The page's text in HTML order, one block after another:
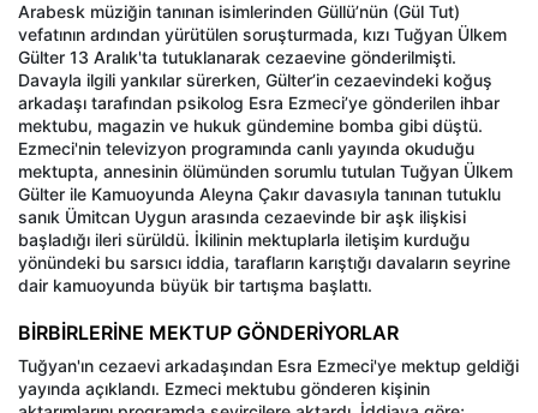
Arabesk müziğin tanınan isimlerinden Güllü’nün (Gül Tut)
vefatının ardından yürütülen soruşturmada, kızı Tuğyan Ülkem
Gülter 13 Aralık'ta tutuklanarak cezaevine gönderilmişti.
Davayla ilgili yankılar sürerken, Gülter’in cezaevindeki koğuş
arkadaşı tarafından psikolog Esra Ezmeci’ye gönderilen ihbar
mektubu, magazin ve hukuk gündemine bomba gibi düştü.
Ezmeci'nin televizyon programında canlı yayında okuduğu
mektupta, annesinin ölümünden sorumlu tutulan Tuğyan Ülkem
Gülter ile Kamuoyunda Aleyna Çakır davasıyla tanınan tutuklu
sanık Ümitcan Uygun arasında cezaevinde bir aşk ilişkisi
başladığı ileri sürüldü. İkilinin mektuplarla iletişim kurduğu
yönündeki bu sarsıcı iddia, tarafların karıştığı davaların seyrine
dair kamuoyunda büyük bir tartışma başlattı.
BİRBİRLERİNE MEKTUP GÖNDERİYORLAR
Tuğyan'ın cezaevi arkadaşından Esra Ezmeci'ye mektup geldiği
yayında açıklandı. Ezmeci mektubu gönderen kişinin